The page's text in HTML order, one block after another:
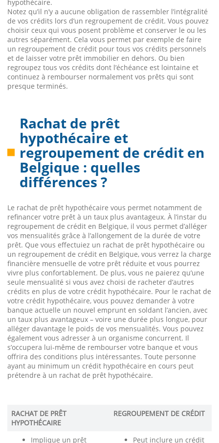
hypothécaire.
Notez qu’il n’y a aucune obligation de rassembler l’intégralité
de vos crédits lors d’un regroupement de crédit. Vous pouvez
choisir ceux qui vous posent problème et conserver le ou les
autres séparément. Cela vous permet par exemple de faire
un regroupement de crédit pour tous vos crédits personnels
et de laisser votre prêt immobilier en dehors. Ou bien
regroupez tous vos crédits dont l’échéance est lointaine et
continuez à rembourser normalement vos prêts qui sont
presque terminés.
Rachat de prêt
hypothécaire et
regroupement de crédit en
Belgique : quelles
différences ?
Le rachat de prêt hypothécaire vous permet notamment de
refinancer votre prêt à un taux plus avantageux. À l’instar du
regroupement de crédit en Belgique, il vous permet d’alléger
vos mensualités grâce à l’allongement de la durée de votre
prêt. Que vous effectuiez un rachat de prêt hypothécaire ou
un regroupement de crédit en Belgique, vous verrez la charge
financière mensuelle de votre prêt réduite et vous pourrez
vivre plus confortablement. De plus, vous ne paierez qu’une
seule mensualité si vous avez choisi de racheter d’autres
crédits en plus de votre crédit hypothécaire. Pour le rachat de
votre crédit hypothécaire, vous pouvez demander à votre
banque actuelle un nouvel emprunt en soldant l’ancien, avec
un taux plus avantageux – voire une durée plus longue, pour
alléger davantage le poids de vos mensualités. Vous pouvez
également vous adresser à un organisme concurrent. Il
s’occupera lui-même de rembourser votre banque et vous
offrira des conditions plus intéressantes. Toute personne
ayant au minimum un crédit hypothécaire en cours peut
prétendre à un rachat de prêt hypothécaire.
RACHAT DE PRÊT
HYPOTHÉCAIRE
REGROUPEMENT DE CRÉDIT
Implique un prêt Peut inclure un crédit